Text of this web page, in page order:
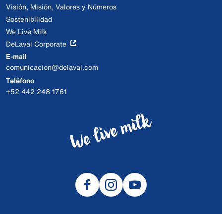
Visión, Misión, Valores y Números
Sostenibilidad
We Live Milk
DeLaval Corporate
E-mail
comunicacion@delaval.com
Teléfono
+52 442 248 1761